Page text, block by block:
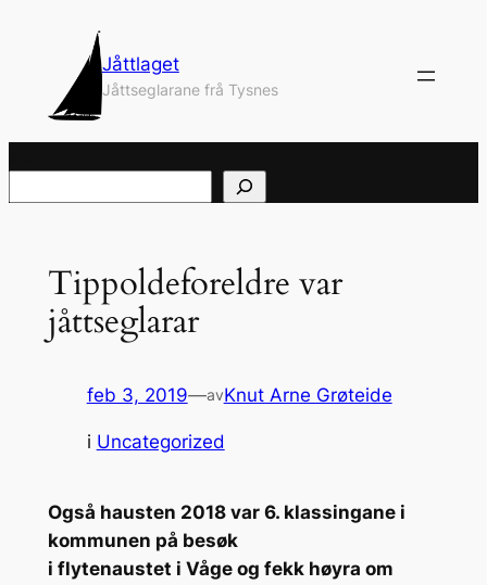
Jåttlaget
Jåttseglarane frå Tysnes
Tippoldeforeldre var
jåttseglarar
feb 3, 2019—avKnut Arne Grøteide
i Uncategorized
Også hausten 2018 var 6. klassingane i
kommunen på besøk
i flytenaustet i Våge og fekk høyra om